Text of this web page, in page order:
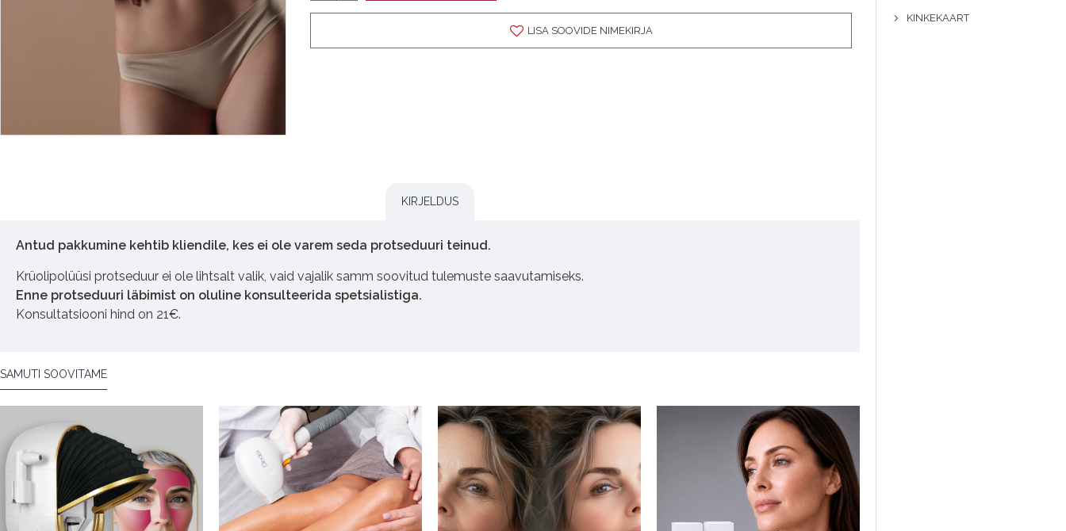
LISA SOOVIDE NIMEKIRJA
KIRJELDUS
Antud pakkumine kehtib kliendile, kes ei ole varem seda protseduuri teinud.
Krüolipolüüsi protseduur ei ole lihtsalt valik, vaid vajalik samm soovitud tulemuste saavutamiseks.
Enne protseduuri läbimist on oluline konsulteerida spetsialistiga.
Konsultatsiooni hind on 21€.
SAMUTI SOOVITAME
KINKEKAART